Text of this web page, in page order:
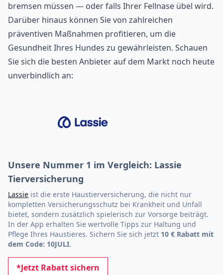
bremsen müssen — oder falls Ihrer Fellnase übel wird.
Darüber hinaus können Sie von zahlreichen
präventiven Maßnahmen profitieren, um die
Gesundheit Ihres Hundes zu gewährleisten. Schauen
Sie sich die besten Anbieter auf dem Markt noch heute
unverbindlich an:
Unsere Nummer 1 im Vergleich: Lassie
Tierversicherung
Lassie ist die erste Haustierversicherung, die nicht nur
kompletten Versicherungsschutz bei Krankheit und Unfall
bietet, sondern zusätzlich spielerisch zur Vorsorge beiträgt.
In der App erhalten Sie wertvolle Tipps zur Haltung und
Pflege Ihres Haustieres. Sichern Sie sich jetzt 10 € Rabatt mit
dem Code: 10JULI.
*Jetzt Rabatt sichern